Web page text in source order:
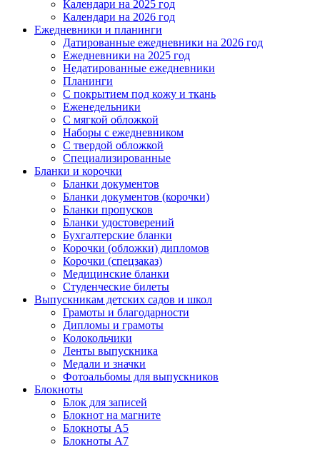
Календари на 2025 год
Календари на 2026 год
Ежедневники и планинги
Датированные ежедневники на 2026 год
Ежедневники на 2025 год
Недатированные ежедневники
Планинги
С покрытием под кожу и ткань
Еженедельники
С мягкой обложкой
Наборы с ежедневником
С твердой обложкой
Специализированные
Бланки и корочки
Бланки документов
Бланки документов (корочки)
Бланки пропусков
Бланки удостоверений
Бухгалтерские бланки
Корочки (обложки) дипломов
Корочки (спецзаказ)
Медицинские бланки
Студенческие билеты
Выпускникам детских садов и школ
Грамоты и благодарности
Дипломы и грамоты
Колокольчики
Ленты выпускника
Медали и значки
Фотоальбомы для выпускников
Блокноты
Блок для записей
Блокнот на магните
Блокноты А5
Блокноты А7